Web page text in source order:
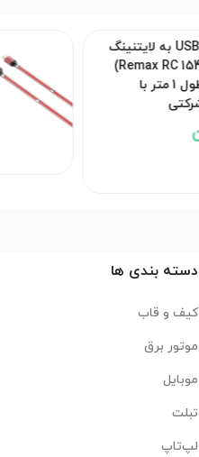
کابل فست شارژ USB به لایتنینگ
ریمکس مدل Remax RC 154i (i)
جریان 2.4 آمپر طول 1 متر با
دسته بندی ها
کیف و قاب
موتور برق
موبایل
تبلت
لپ‌تاپ